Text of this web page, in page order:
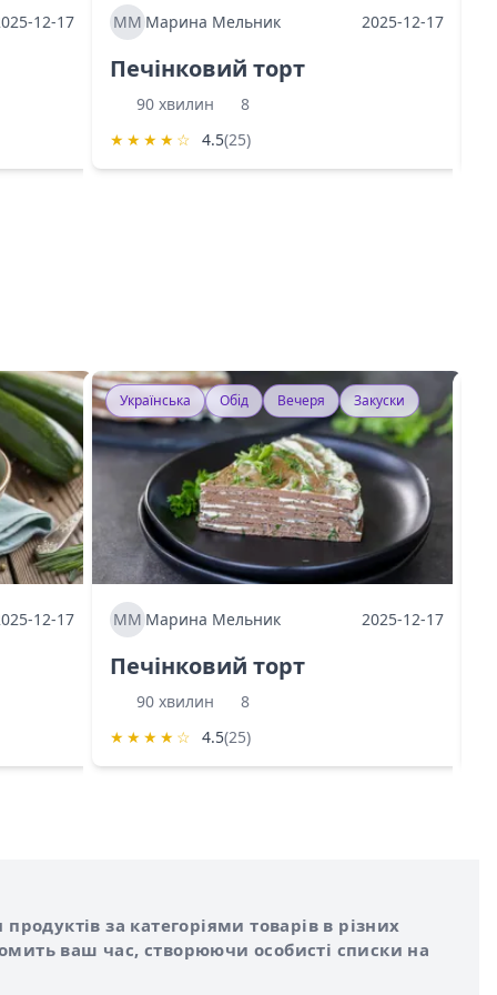
12-17 МММарина Мельник 2025-12-17
Печінковий торт
90 хвилин
8
★ ★ ★ ★ ☆ 4.5(25)
12-17
Українська Обід Вечеря Закуски
МММарина Мельник 2025-12-17
Печінковий торт
90 хвилин
8
★ ★ ★ ★ ☆ 4.5(25)
за категоріями товарів в різних
ваш час, створюючи особисті списки на